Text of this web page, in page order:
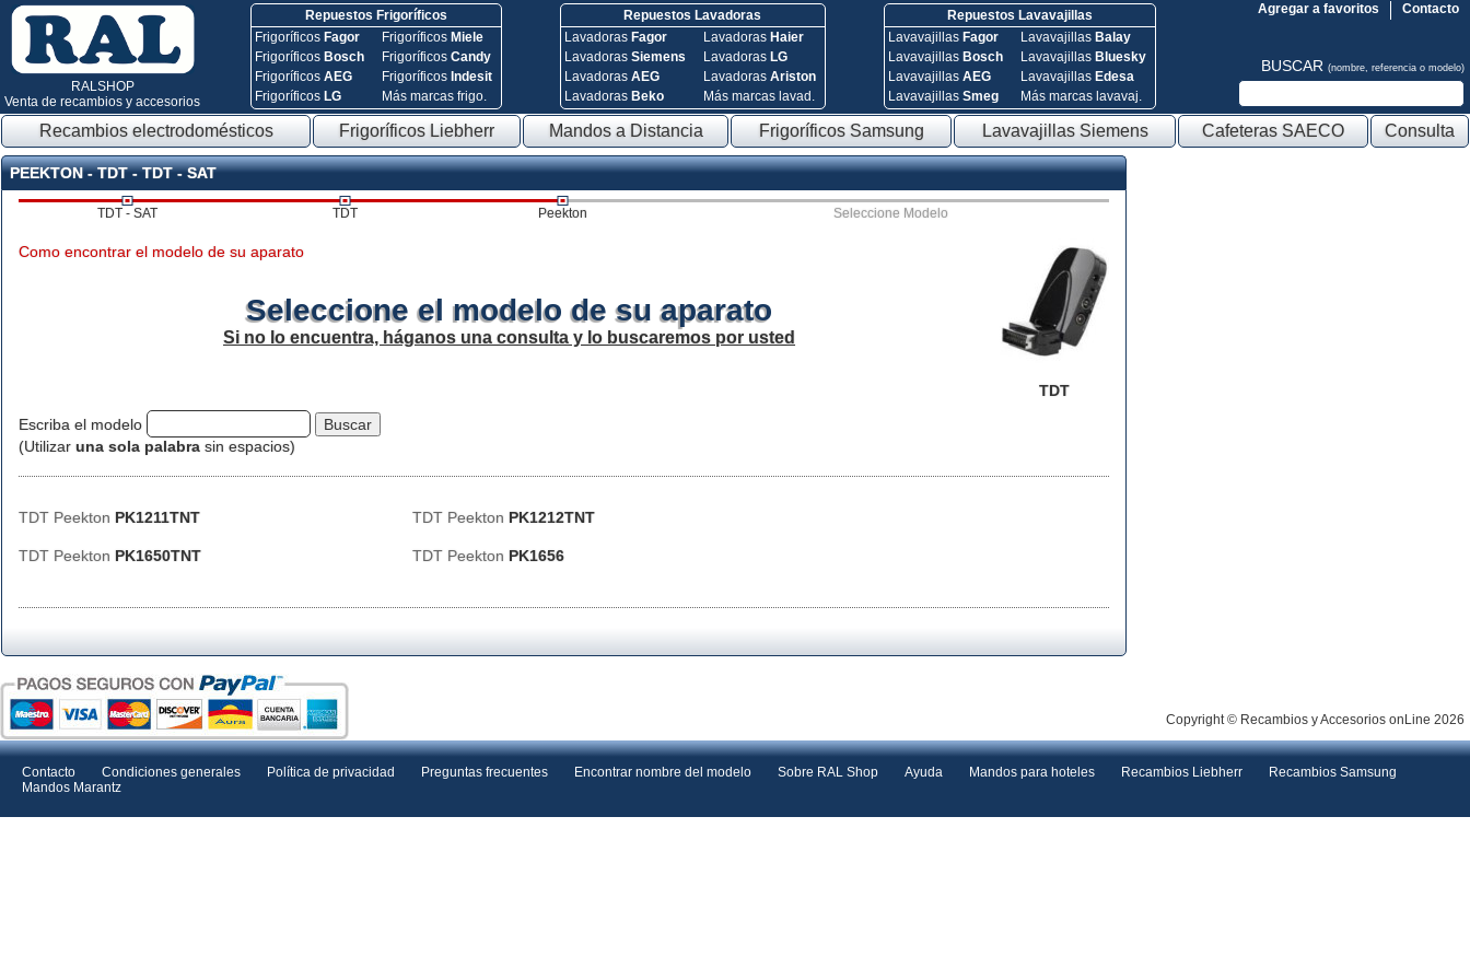
RALSHOP
Venta de recambios y accesorios
Repuestos Frigoríficos
Frigoríficos Fagor
Frigoríficos Bosch
FrigoríficosAEG
Frigoríficos LG
Frigoríficos Miele
FrigoríficosCandy
Frigoríficos Indesit
Más marcas frigo.
Repuestos Lavadoras
Lavadoras Fagor
Lavadoras Siemens
Lavadoras AEG
Lavadoras Beko
Lavadoras Haier
Lavadoras LG
Lavadoras Ariston
Más marcas lavad.
Repuestos Lavavajillas
Lavavajillas Fagor
Lavavajillas Bosch
Lavavajillas AEG
Lavavajillas Smeg
Lavavajillas Balay
Lavavajillas Bluesky
Lavavajillas Edesa
Más marcas lavavaj.
Contacto
Agregar a favoritos
BUSCAR (nombre, referencia o modelo)
Recambios electrodomésticos Frigoríficos Liebherr Mandos a Distancia Frigoríficos Samsung Lavavajillas Siemens Cafeteras SAECO Consulta
PEEKTON - TDT - TDT - SAT
TDT - SAT TDT Peekton Seleccione Modelo
TDT
Como encontrar el modelo de su aparato
Seleccione el modelo de su aparato
Si no lo encuentra, háganos una consulta y lo buscaremos por usted
Escriba el modelo
(Utilizar una sola palabra sin espacios)
TDT Peekton PK1211TNT TDT Peekton PK1212TNT
TDT Peekton PK1650TNT TDT Peekton PK1656
Copyright © Recambios y Accesorios onLine 2026
Contacto Condiciones generales Política de privacidad Preguntas frecuentes Encontrar nombre del modelo Sobre RAL Shop Ayuda Mandos para hoteles Recambios Liebherr
Recambios Samsung
Mandos Marantz